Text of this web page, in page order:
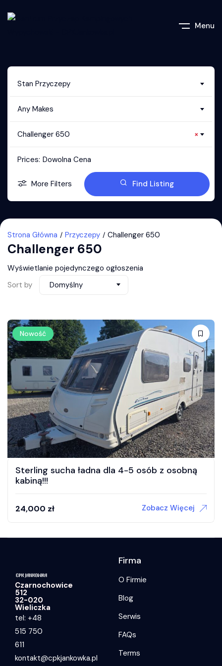
Menu
Stan Przyczepy
Any Makes
×
Challenger 650
Prices: Dowolna Cena
More Filters Find Listing
Strona Główna Przyczepy Challenger 650
Challenger 650
Wyświetlanie pojedynczego ogłoszenia
Sort by
Domyślny
Nowość
Sterling sucha ładna dla 4-5 osób z osobną
kabiną!!!
24,000 zł Zobacz Więcej
Czarnochowice
512
32-020
Wieliczka
tel: +48
515 750
611
kontakt@cpkjankowka.pl
Firma
O Firmie
Blog
Serwis
FAQs
Terms